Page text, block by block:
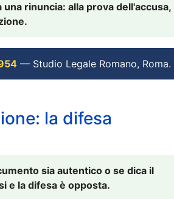
rinuncia: alla prova dell'accusa,
— Studio Legale Romano, Roma.
la difesa
sia autentico o se dica il
e la difesa è opposta.